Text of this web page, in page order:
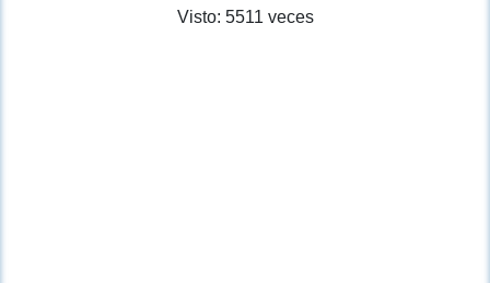
Visto: 5511 veces